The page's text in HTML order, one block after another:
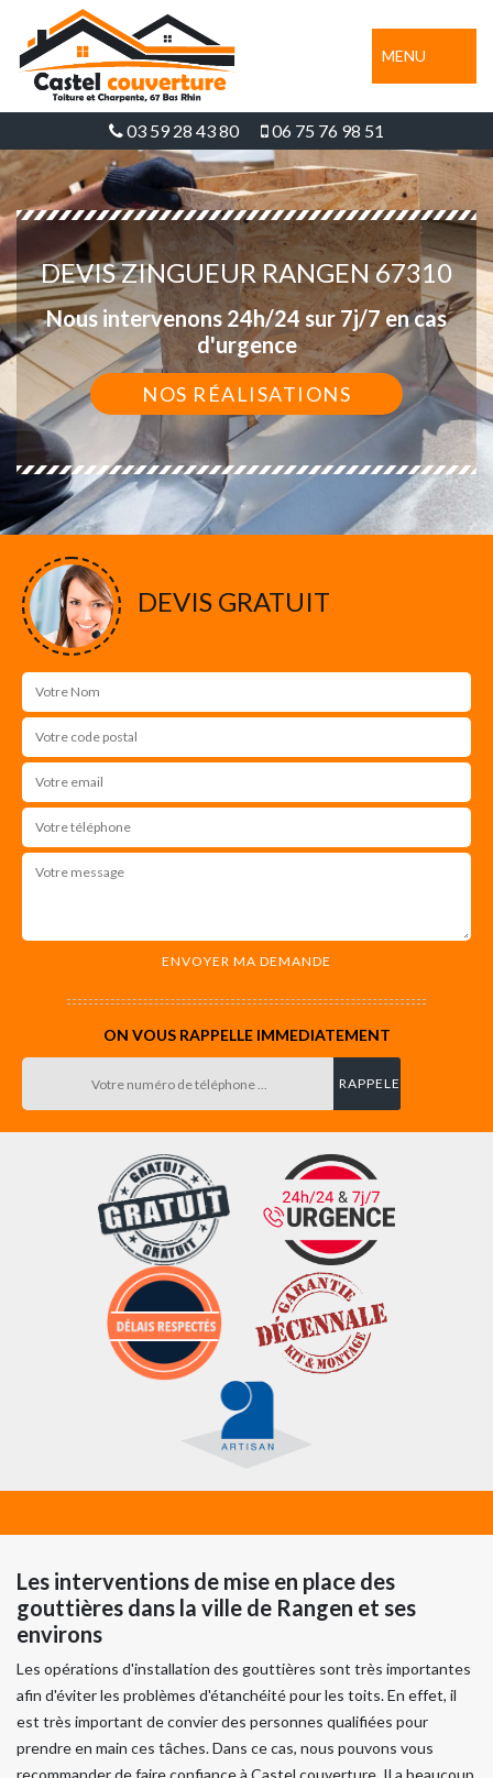
MENU
03 59 28 43 80 06 75 76 98 51
DEVIS ZINGUEUR RANGEN 67310
Nous intervenons 24h/24 sur 7j/7 en cas
d'urgence
NOS RÉALISATIONS
DEVIS GRATUIT
ON VOUS RAPPELLE IMMEDIATEMENT
Les interventions de mise en place des
gouttières dans la ville de Rangen et ses
environs
Les opérations d'installation des gouttières sont très importantes
afin d'éviter les problèmes d'étanchéité pour les toits. En effet, il
est très important de convier des personnes qualifiées pour
prendre en main ces tâches. Dans ce cas, nous pouvons vous
recommander de faire confiance à Castel couverture. Il a beaucoup